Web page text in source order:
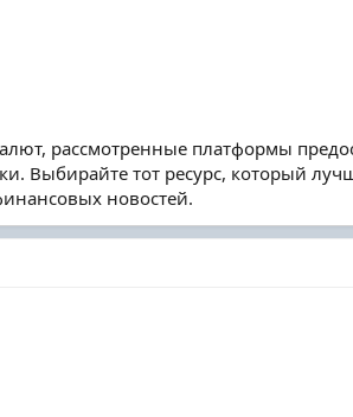
рассмотренные платформы
Выбирайте тот ресурс, который
новостей.